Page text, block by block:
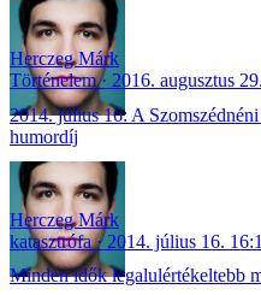
Herczeg Márk
Történelem
2016. augusztus
2014. július 16: A
humordíj
Herczeg Márk
katasztrófa
2014. július 16.
Minden idők legalulértékeltebb